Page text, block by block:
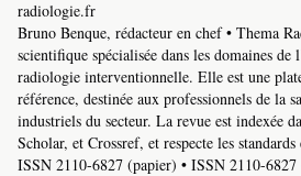
radiologie.fr
Bruno Benque, rédacteur en chef • Thema
scientifique spécialisée dans les domaines
radiologie interventionnelle. Elle est une
référence, destinée aux professionnels de la
industriels du secteur. La revue est indexée
Scholar, et Crossref, et respecte les
ISSN 2110-6827 (papier) • ISSN 2110-